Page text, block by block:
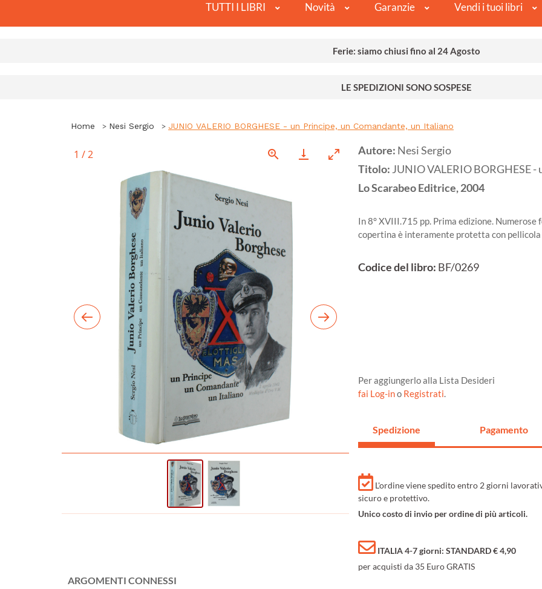
TUTTI I LIBRI Novità Garanzie Vendi i tuoi libri
Ferie: siamo chiusi fino al 24 Agosto
LE SPEDIZIONI SONO SOSPESE
Home Nesi Sergio JUNIO VALERIO BORGHESE - un Principe, un Comandante, un Italiano
1 /2
ARGOMENTI CONNESSI
Autore: Nesi Sergio
Titolo: JUNIO VALERIO BORGHESE
Lo Scarabeo Editrice,2004
In 8° XVIII.715 pp. Prima edizione.
copertina è interamente protetta con
Codice del libro: BF/0269
Per aggiungerlo alla Lista Desideri
fai Log-ino Registrati.
Spedizione Pagamento
L'ordine viene spedito entro 2 giorni
sicuro e protettivo.
Unico costo di invio per ordine di più articoli.
ITALIA 4-7 giorni: STANDARD € 4,90
per acquisti da 35 Euro GRATIS